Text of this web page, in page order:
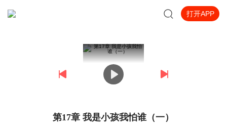
打开APP
第17章 我是小孩我怕谁（一）